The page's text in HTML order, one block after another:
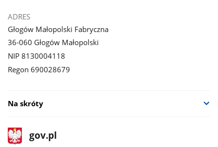
ADRES
Głogów Małopolski Fabryczna
36-060 Głogów Małopolski
NIP 8130004118
Regon 690028679
Na skróty
stopka
gov.pl
Strona
gov.pl